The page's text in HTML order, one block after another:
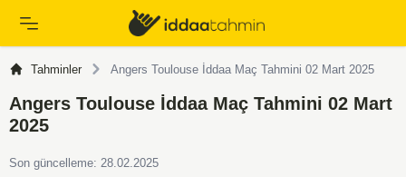
Tahminler Angers Toulouse İddaa Maç Tahmini 02 Mart 2025
Angers Toulouse İddaa Maç Tahmini 02 Mart
2025
Son güncelleme: 28.02.2025